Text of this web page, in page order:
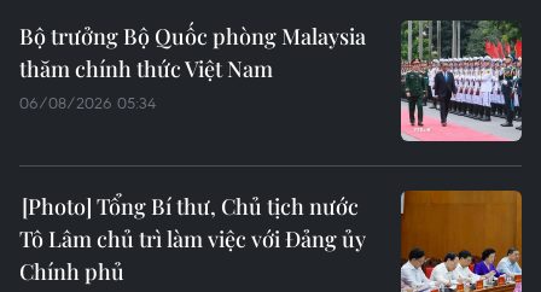
Bộ trưởng Bộ Quốc phòng Malaysia
thăm chính thức Việt Nam
06/08/2026 05:34
Tổng Bí thư, Chủ tịch nước
Tô Lâm chủ trì làm việc với Đảng ủy
Chính phủ